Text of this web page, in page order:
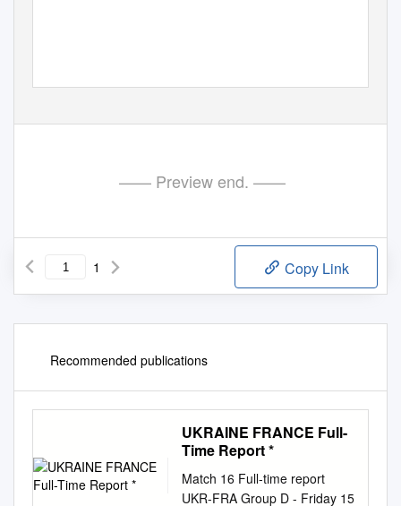
—— Preview end. ——
1 Copy Link
Recommended publications
UKRAINE FRANCE Full-
Time Report *
Match 16 Full-time report
UKR-FRA Group D - Friday 15